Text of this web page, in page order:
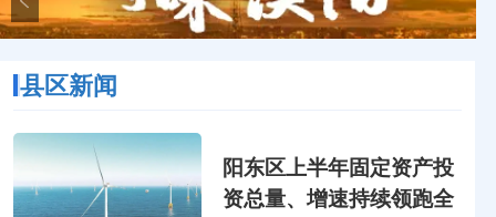
县区新闻
阳东区上半年固定资产投
资总量、增速持续领跑全